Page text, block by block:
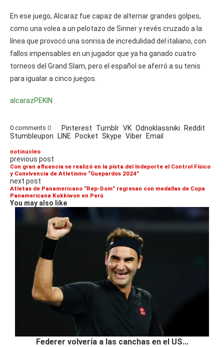
En ese juego, Alcaraz fue capaz de alternar grandes golpes,
como una volea a un pelotazo de Sinner y revés cruzado a la
línea que provocó una sonrisa de incredulidad del italiano, con
fallos impensables en un jugador que ya ha ganado cuatro
torneos del Grand Slam, pero el español se aferró a su tenis
para igualar a cinco juegos.
alcarazPEKIN
0 comments 0 Pinterest Tumblr VK Odnoklassniki
Reddit
Stumbleupon
LINE Pocket Skype Viber Email
notinucleo
previous post
Con gran afluencia se realizó en la pista del Indeporte el Control Físico
y Convivencia de Atletismo “Guepardos 2024”
next post
Atletas de Panamericano “Rep-Dom” regresan con medallas de Copa
Panamericana Kukkiwon en Perú
You may also like
Federer volvería a las canchas en el US...